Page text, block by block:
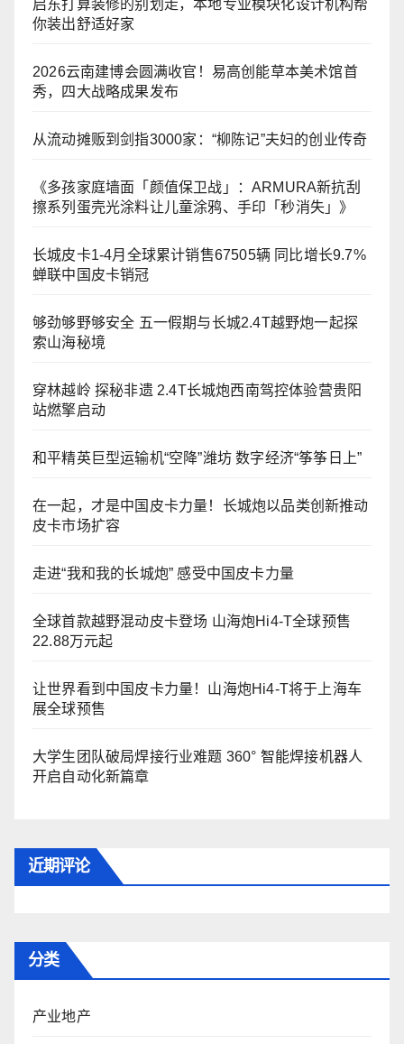
启东打算装修的别划走，本地专业模块化设计机构帮
你装出舒适好家
2026云南建博会圆满收官！易高创能草本美术馆首
秀，四大战略成果发布
从流动摊贩到剑指3000家：“柳陈记”夫妇的创业传奇
《多孩家庭墙面「颜值保卫战」：ARMURA新抗刮
擦系列蛋壳光涂料让儿童涂鸦、手印「秒消失」》
长城皮卡1-4月全球累计销售67505辆 同比增长9.7%
蝉联中国皮卡销冠
够劲够野够安全 五一假期与长城2.4T越野炮一起探
索山海秘境
穿林越岭 探秘非遗 2.4T长城炮西南驾控体验营贵阳
站燃擎启动
和平精英巨型运输机“空降”潍坊 数字经济“筝筝日上”
在一起，才是中国皮卡力量！长城炮以品类创新推动
皮卡市场扩容
走进“我和我的长城炮” 感受中国皮卡力量
全球首款越野混动皮卡登场 山海炮Hi4-T全球预售
22.88万元起
让世界看到中国皮卡力量！山海炮Hi4-T将于上海车
展全球预售
大学生团队破局焊接行业难题 360° 智能焊接机器人
开启自动化新篇章
近期评论
分类
产业地产